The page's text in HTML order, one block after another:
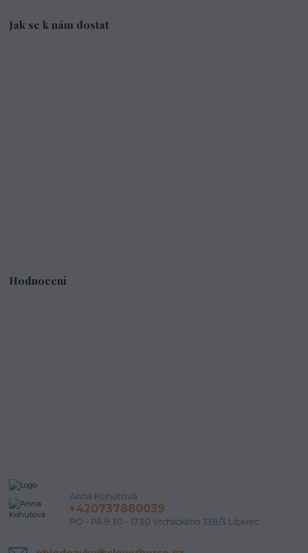
Jak se k nám dostat
Hodnocení
Anna Kohútová
+420737880039
PO - PÁ 9.30 - 17.30 Vrchlického 338/3 Liberec